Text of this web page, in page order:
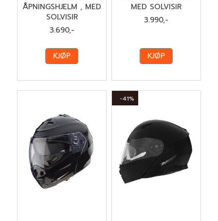
ÅPNINGSHJELM , MED
SOLVISIR
3.690,-
KJØP
MED SOLVISIR
3.990,-
KJØP
-41%